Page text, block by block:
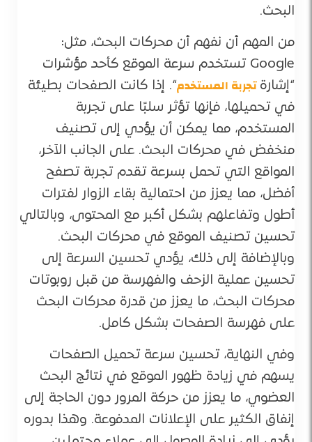
البحث​.
من المهم أن نفهم أن محركات البحث، مثل:
Google تستخدم سرعة الموقع كأحد مؤشرات
“إشارة تجربة المستخدم“. إذا كانت الصفحات بطيئة
في تحميلها، فإنها تؤثر سلبًا على تجربة
المستخدم، مما يمكن أن يؤدي إلى تصنيف
منخفض في محركات البحث. على الجانب الآخر،
المواقع التي تحمل بسرعة تقدم تجربة تصفح
أفضل، مما يعزز من احتمالية بقاء الزوار لفترات
أطول وتفاعلهم بشكل أكبر مع المحتوى، وبالتالي
تحسين تصنيف الموقع في محركات البحث​.
وبالإضافة إلى ذلك، يؤدي تحسين السرعة إلى
تحسين عملية الزحف والفهرسة من قبل روبوتات
محركات البحث، ما يعزز من قدرة محركات البحث
على فهرسة الصفحات بشكل كامل​.
وفي النهاية، تحسين سرعة تحميل الصفحات
يسهم في زيادة ظهور الموقع في نتائج البحث
العضوي، ما يعزز من حركة المرور دون الحاجة إلى
إنفاق الكثير على الإعلانات المدفوعة. وهذا بدوره